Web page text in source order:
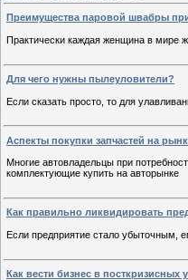
Преимущества паровой швабры
Практически каждая женщина в мире
Для чего нужны пылеуловители?
Если сказать просто, то для
Аспекты покупки запчастей на
Многие автовладельцы при
комплектующие купить на авторынке
Как правильно ликвидировать
Если предприятие стало убыточным,
Как вести бизнес в посткризисных